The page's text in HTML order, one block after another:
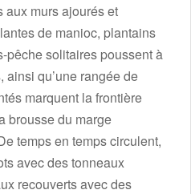
aux murs ajourés et
de manioc, plantains
pêche solitaires poussent à
ainsi qu’une rangée de
marquent la frontière
brousse du marge
temps en temps circulent,
avec des tonneaux
recouverts avec des